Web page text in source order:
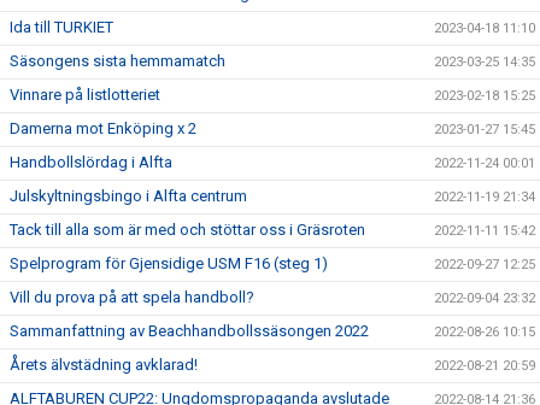
Ida till TURKIET 2023-04-18 11:10
Säsongens sista hemmamatch 2023-03-25 14:35
Vinnare på listlotteriet 2023-02-18 15:25
Damerna mot Enköping x 2 2023-01-27 15:45
Handbollslördag i Alfta 2022-11-24 00:01
Julskyltningsbingo i Alfta centrum 2022-11-19 21:34
Tack till alla som är med och stöttar oss i Gräsroten 2022-11-11 15:42
Spelprogram för Gjensidige USM F16 (steg 1) 2022-09-27 12:25
Vill du prova på att spela handboll? 2022-09-04 23:32
Sammanfattning av Beachhandbollssäsongen 2022 2022-08-26 10:15
Årets älvstädning avklarad! 2022-08-21 20:59
ALFTABUREN CUP22: Ungdomspropaganda avslutade 2022-08-14 21:36